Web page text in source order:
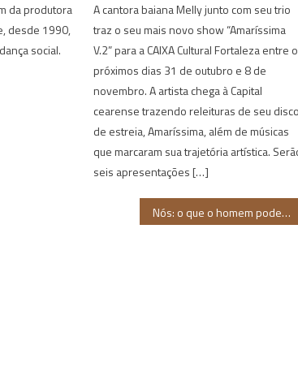
da produtora
desde 1990,
social.
A cantora baiana Melly junto com seu trio
traz o seu mais novo show “Amaríssima
V.2” para a CAIXA Cultural Fortaleza entre
próximos dias 31 de outubro e 8 de
novembro. A artista chega à Capital
cearense trazendo releituras de seu disco
de estreia, Amaríssima, além de músicas
que marcaram sua trajetória artística.
seis apresentações […]
Nós: o que o homem pode criar é muito mais aterrorizante